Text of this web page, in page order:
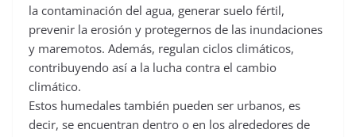
la contaminación del agua, generar suelo fértil,
prevenir la erosión y protegernos de las inundaciones
y maremotos. Además, regulan ciclos climáticos,
contribuyendo así a la lucha contra el cambio
climático.
Estos humedales también pueden ser urbanos, es
decir, se encuentran dentro o en los alrededores de